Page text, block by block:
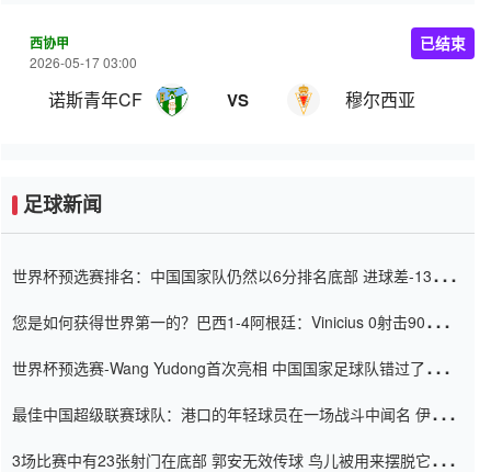
西协甲
2026-05-17 03:00
诺斯青年CF VS 穆尔西亚
已结束
足球新闻
世界杯预选赛排名：中国国家队仍然以6分排名底部 进球差-13令人
您是如何获得世界第一的？巴西1-4阿根廷：Vinicius 0射击90分钟
世界杯预选赛-Wang Yudong首次亮相 中国国家足球队错过了世界
最佳中国超级联赛球队：港口的年轻球员在一场战斗中闻名 伊万放
3场比赛中有23张射门在底部 郭安无效传球 鸟儿被用来摆脱它